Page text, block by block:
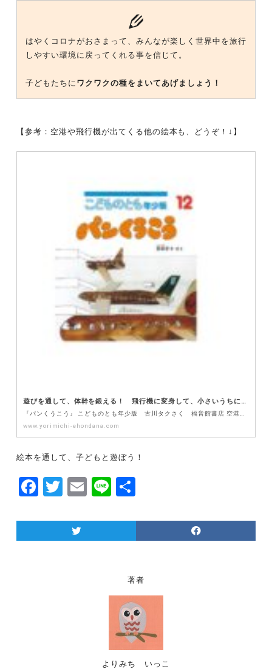
はやくコロナがおさまって、みんなが楽しく世界中を旅行
しやすい環境に戻ってくれる事を信じて。
子どもたちに ワクワクの種をまいてあげましょう！
【参考：空港や飛行機が出てくる他の絵本も、どうぞ！↓】
遊びを通して、体幹を鍛える！ 飛行機に変身して、小さいうちにバランス感覚を身に付けよう！
www.yorimichi-ehondana.com
絵本を通して、子どもと遊ぼう！
F
c
e
T
itt
er
E
ai
l
Li
e
共
著者
よりみち いっこ